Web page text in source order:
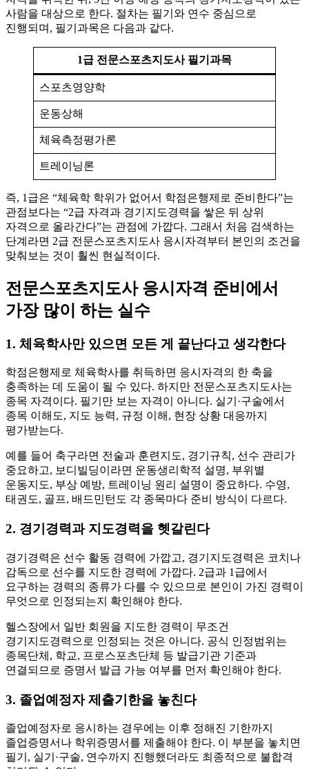
사람을 대상으로 한다. 절차는 필기와 연수 중심으로
진행되며, 필기과목은 다음과 같다.
1급 전문스포츠지도사 필기과목
스포츠영양학
운동상해
체육측정평가론
트레이닝론
즉, 1급은 “체육학 학위가 없어서 학점은행제로 준비한다”는
관점보다는 “2급 자격과 경기지도경력을 쌓은 뒤 상위
자격으로 올라간다”는 관점에 가깝다. 그래서 처음 검색하는
단계라면 2급 전문스포츠지도사 응시자격부터 본인의 조건을
맞춰보는 것이 훨씬 현실적이다.
전문스포츠지도사 응시자격 준비에서
가장 많이 하는 실수
1. 체육학사만 있으면 모든 게 끝난다고 생각한다
학점은행제로 체육학사를 취득하면 응시자격의 한 축을
충족하는 데 도움이 될 수 있다. 하지만 전문스포츠지도사는
종목 자격이다. 필기만 보는 자격이 아니다. 실기·구술에서
종목 이해도, 지도 능력, 규정 이해, 현장 상황 대응까지
평가받는다.
예를 들어 축구라면 전술과 훈련지도, 경기규칙, 선수 관리가
중요하고, 보디빌딩이라면 운동생리학적 설명, 부위별
운동지도, 부상 예방, 트레이닝 원리 설명이 중요하다. 수영,
태권도, 골프, 배드민턴도 각 종목마다 준비 방식이 다르다.
2. 경기경력과 지도경력을 헷갈린다
경기경력은 선수 활동 경력에 가깝고, 경기지도경력은 코치나
감독으로 선수를 지도한 경력에 가깝다. 2급과 1급에서
요구하는 경력의 종류가 다를 수 있으므로 본인이 가진 경력이
무엇으로 인정되는지 확인해야 한다.
헬스장에서 일반 회원을 지도한 경력이 무조건
경기지도경력으로 인정되는 것은 아니다. 공식 인정범위는
종목단체, 학교, 프로스포츠단체 등 발급기관 기준과
연결되므로 증명서 발급 가능 여부를 먼저 확인해야 한다.
3. 졸업예정자 제출기한을 놓친다
졸업예정자로 응시하는 경우에는 이후 정해진 기한까지
졸업증명서나 학위증명서를 제출해야 한다. 이 부분을 놓치면
필기, 실기·구술, 연수까지 진행했더라도 최종적으로 불합격